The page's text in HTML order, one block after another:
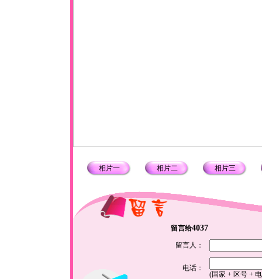
相片一 相片二 相片三
留言给4037
留言人：
电话：
(国家 + 区号 +